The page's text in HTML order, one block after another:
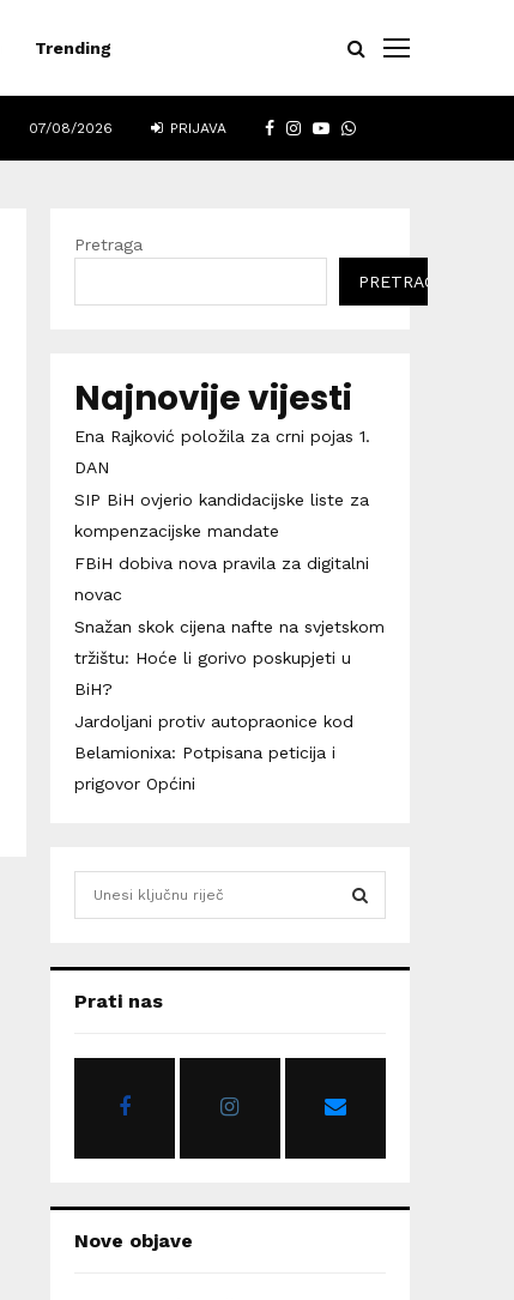
Trending
FACEBOOK
INSTAGRAM
YOUTUBE
WHATSAPP
07/08/2026 PRIJAVA
Pretraga
PRETRAGA
Najnovije vijesti
Ena Rajković položila za crni pojas 1.
DAN
SIP BiH ovjerio kandidacijske liste za
kompenzacijske mandate
FBiH dobiva nova pravila za digitalni
novac
Snažan skok cijena nafte na svjetskom
tržištu: Hoće li gorivo poskupjeti u
BiH?
Jardoljani protiv autopraonice kod
Belamionixa: Potpisana peticija i
prigovor Općini
h
o
Prati nas
Nove objave